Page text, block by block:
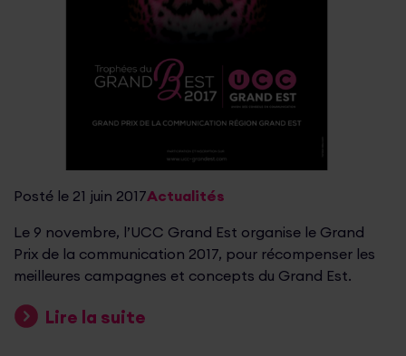
Posté le 21 juin 2017Actualités
Le 9 novembre, l’UCC Grand Est organise le Grand
Prix de la communication 2017, pour récompenser les
meilleures campagnes et concepts du Grand Est.
Lire la suite